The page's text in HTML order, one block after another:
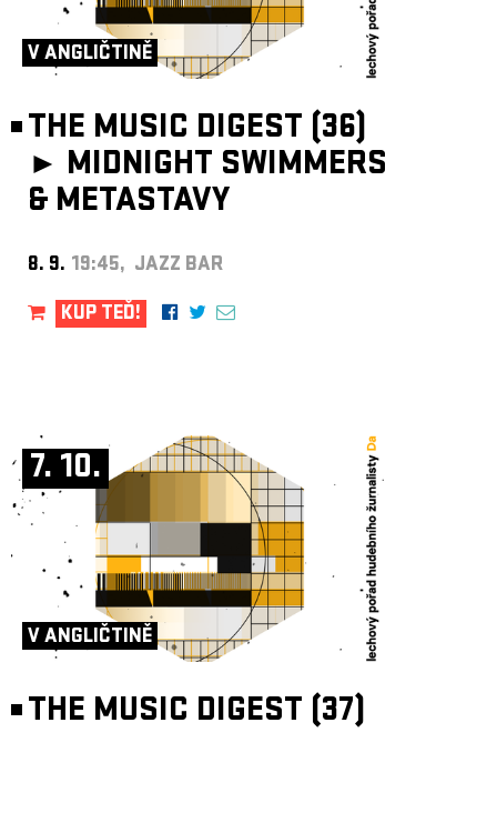
V ANGLIČTINĚ
THE MUSIC DIGEST (36)
► MIDNIGHT SWIMMERS
& METASTAVY
8. 9. 19:45, JAZZ BAR
KUP TEĎ!
7. 10.
V ANGLIČTINĚ
THE MUSIC DIGEST (37)